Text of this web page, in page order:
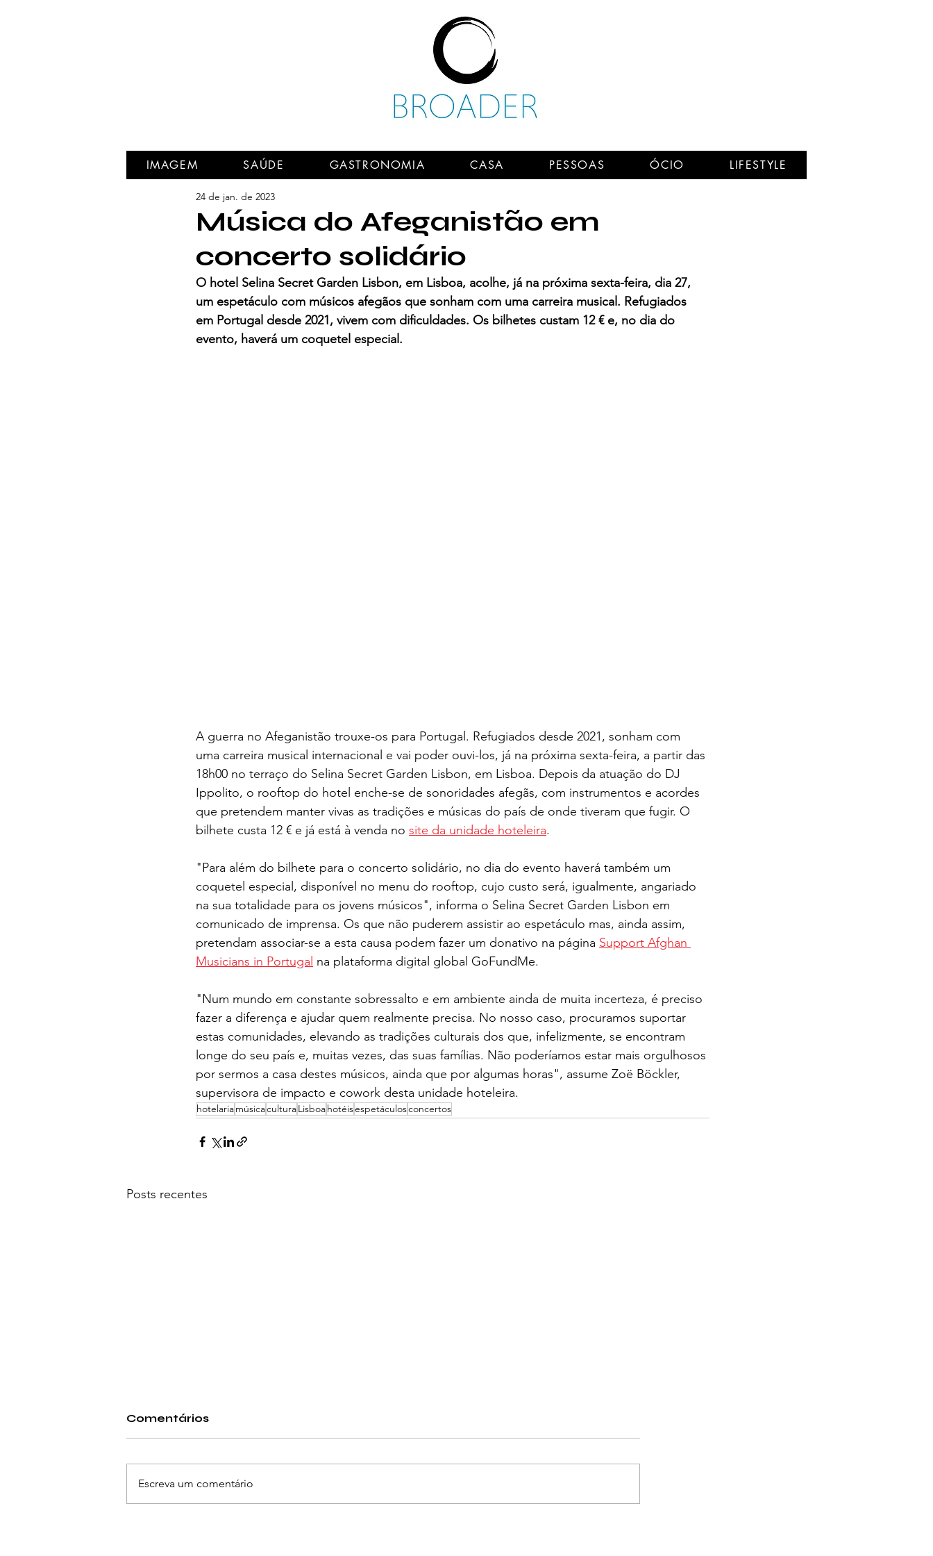
IMAGEM SAÚDE GASTRONOMIA CASA PESSOAS ÓCIO LIFESTYLE
Música do Afeganistão em
concerto solidário
24 de jan. de 2023
O hotel Selina Secret Garden Lisbon, em Lisboa, acolhe, já na próxima sexta-feira, dia 27,
um espetáculo com músicos afegãos que sonham com uma carreira musical. Refugiados
em Portugal desde 2021, vivem com dificuldades. Os bilhetes custam 12 € e, no dia do
evento, haverá um coquetel especial.
A guerra no Afeganistão trouxe-os para Portugal. Refugiados desde 2021, sonham com
uma carreira musical internacional e vai poder ouvi-los, já na próxima sexta-feira, a partir das
18h00 no terraço do Selina Secret Garden Lisbon, em Lisboa. Depois da atuação do DJ
Ippolito, o rooftop do hotel enche-se de sonoridades afegãs, com instrumentos e acordes
que pretendem manter vivas as tradições e músicas do país de onde tiveram que fugir. O
bilhete custa 12 € e já está à venda no site da unidade hoteleira.
"Para além do bilhete para o concerto solidário, no dia do evento haverá também um
coquetel especial, disponível no menu do rooftop, cujo custo será, igualmente, angariado
na sua totalidade para os jovens músicos", informa o Selina Secret Garden Lisbon em
comunicado de imprensa. Os que não puderem assistir ao espetáculo mas, ainda assim,
pretendam associar-se a esta causa podem fazer um donativo na página Support Afghan
Musicians in Portugal na plataforma digital global GoFundMe.
"Num mundo em constante sobressalto e em ambiente ainda de muita incerteza, é preciso
fazer a diferença e ajudar quem realmente precisa. No nosso caso, procuramos suportar
estas comunidades, elevando as tradições culturais dos que, infelizmente, se encontram
longe do seu país e, muitas vezes, das suas famílias. Não poderíamos estar mais orgulhosos
por sermos a casa destes músicos, ainda que por algumas horas", assume Zoë Böckler,
supervisora de impacto e cowork desta unidade hoteleira.
hotelariamúsicaculturaLisboa hotéisespetáculosconcertos
Posts recentes
Comentários
Escreva um comentário